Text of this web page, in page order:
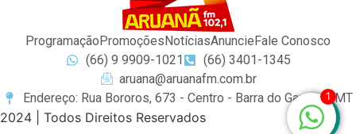
Programação Promoções NotíciasAnuncie Fale Conosco
(66) 9 9909-1021
(66) 3401-1345
aruana@aruanafm.com.br
Endereço: Rua Bororos, 673 - Centro - Barra do Garças / MT
2024 | Todos Direitos Reservados
1